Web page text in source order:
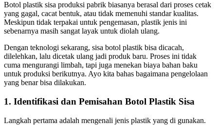
Botol plastik sisa produksi pabrik biasanya berasal dari proses cetak
yang gagal, cacat bentuk, atau tidak memenuhi standar kualitas.
Meskipun tidak terpakai untuk pengemasan, plastik jenis ini
sebenarnya masih sangat layak untuk diolah ulang.
Dengan teknologi sekarang, sisa botol plastik bisa dicacah,
dilelehkan, lalu dicetak ulang jadi produk baru. Proses ini tidak
cuma mengurangi limbah, tapi juga menekan biaya bahan baku
untuk produksi berikutnya. Ayo kita bahas bagaimana pengelolaan
yang benar bisa dilakukan.
1. Identifikasi dan Pemisahan Botol Plastik Sisa
Langkah pertama adalah mengenali jenis plastik yang di gunakan.